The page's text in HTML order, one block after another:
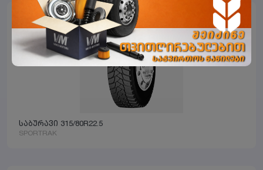
საბურავი 315/80R22.5
SPORTRAK